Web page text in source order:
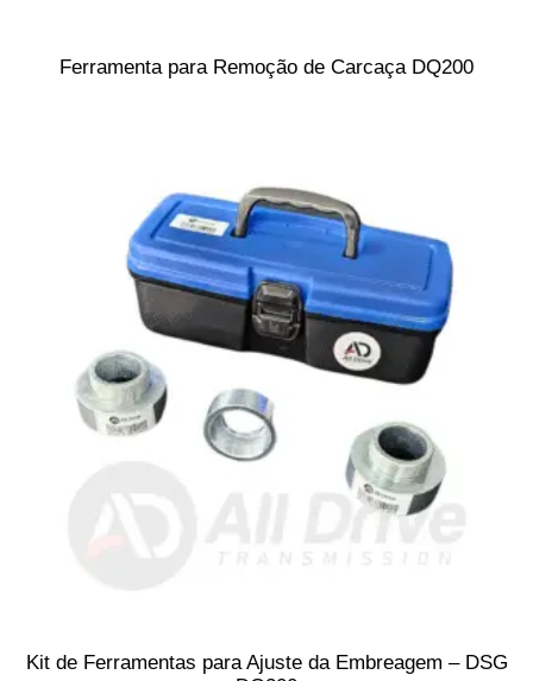
Ferramenta para Remoção de Carcaça DQ200
Kit de Ferramentas para Ajuste da Embreagem – DSG